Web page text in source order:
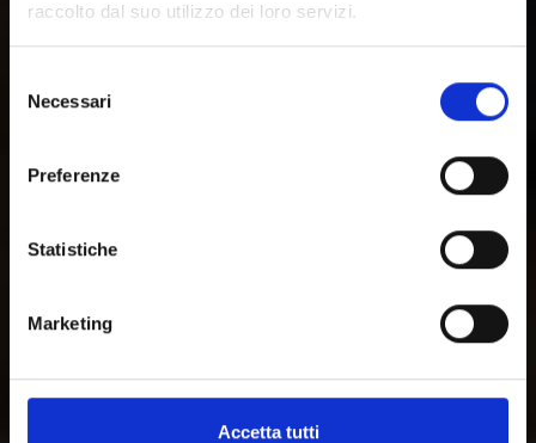
raccolto dal suo utilizzo dei loro servizi.
delNecessari
Preferenze
Statistiche
Marketing
Accetta tutti